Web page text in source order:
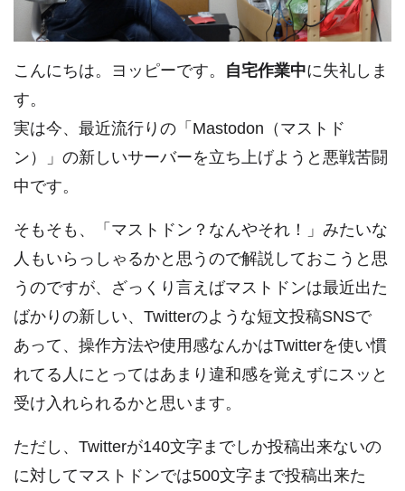
こんにちは。ヨッピーです。 自宅作業中に失礼しま
す。
実は今、最近流行りの「Mastodon（マストド
ン）」の新しいサーバーを立ち上げようと悪戦苦闘
中です。
そもそも、「マストドン？なんやそれ！」みたいな
人もいらっしゃるかと思うので解説しておこうと思
うのですが、ざっくり言えばマストドンは最近出た
ばかりの新しい、Twitterのような短文投稿SNSで
あって、操作方法や使用感なんかはTwitterを使い慣
れてる人にとってはあまり違和感を覚えずにスッと
受け入れられるかと思います。
ただし、Twitterが140文字までしか投稿出来ないの
に対してマストドンでは500文字まで投稿出来た